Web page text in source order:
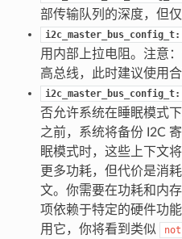
部传输队列的深度，但
用内部上拉电阻。注意
高总线，此时建议使用
否允许系统在睡眠模式
之前，系统将备份 I2C
眠模式时，这些上下文
更多功耗，但代价是消
文。你需要在功耗和内
项依赖于特定的硬件功
用它，你将看到类似
not